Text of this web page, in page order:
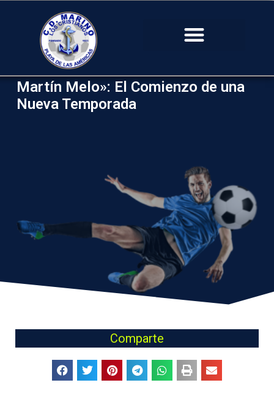
XXI Edición del Torneo «Sebastián
Martín Melo»: El Comienzo de una
Nueva Temporada
Comparte